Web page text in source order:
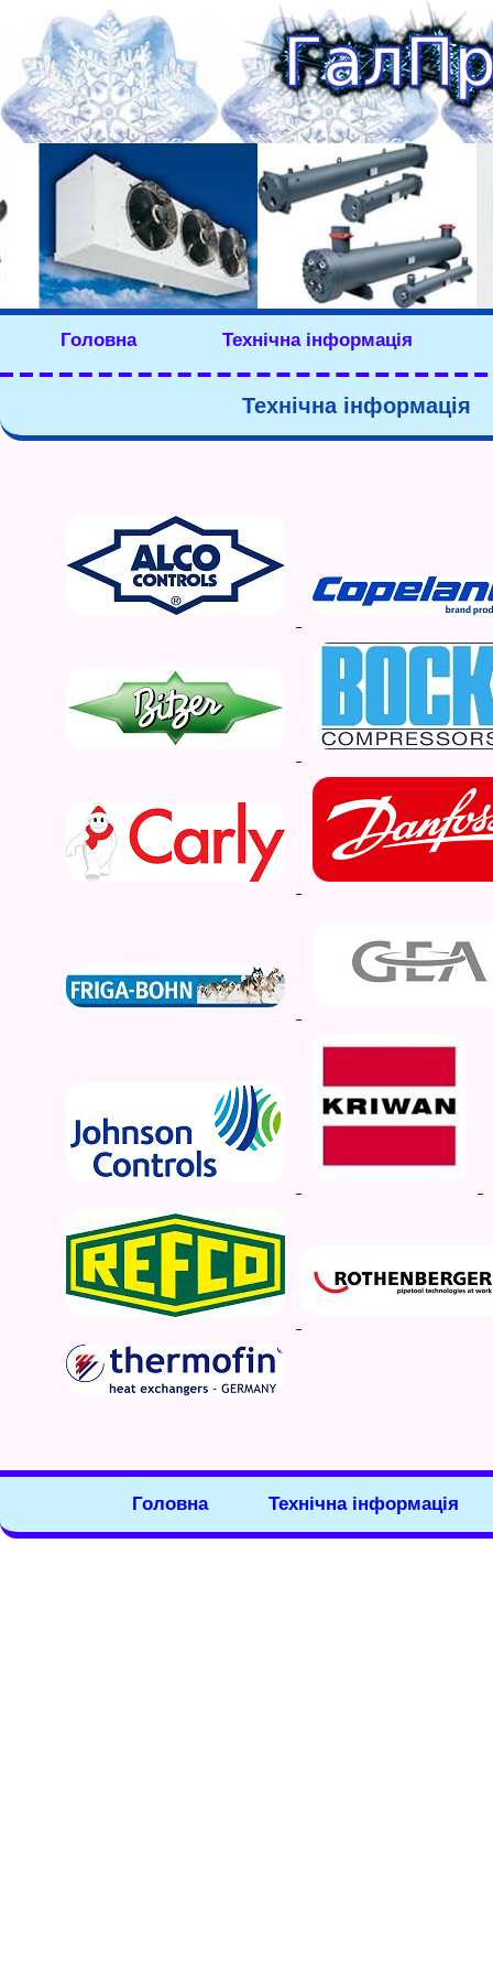
Головна Технічна інформація
Технічна інформація
Головна Технічна інформація